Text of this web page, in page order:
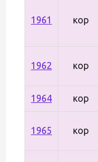
1961 кор
1962 кор
1964 кор
1965 кор